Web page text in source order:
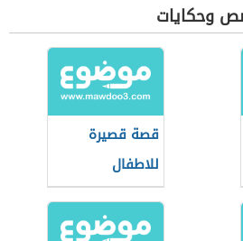
وحكايات
قصة قصيرة
للاطفال